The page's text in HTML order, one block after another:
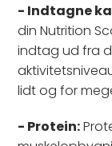
- Indtagne
din Nutrition
indtag ud fra
lidt og for
- Protein: